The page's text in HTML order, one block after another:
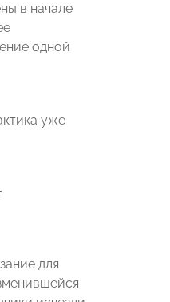
в начале
одной
уже
для